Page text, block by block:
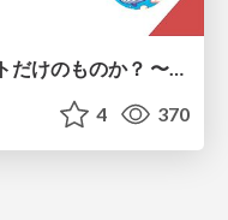
AI Engineeringは、AIプロダクトだけのものか？ 〜AIがソフトウェアを作る時代の新しい当たり前〜 / No AI in your product. AI Engineering in your development.
4 370